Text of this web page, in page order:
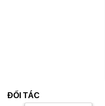
ĐỐI TÁC